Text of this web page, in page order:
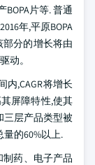
片等. 普通
年,平原BOPA
部分的增长将由
动。
内,CAGR将增长
屏障特性,使其
三层产品类型被
量的60%以上.
药、电子产品